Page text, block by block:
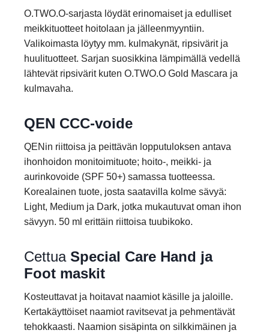
O.TWO.O-sarjasta löydät erinomaiset ja edulliset
meikkituotteet hoitolaan ja jälleenmyyntiin.
Valikoimasta löytyy mm. kulmakynät, ripsivärit ja
huulituotteet. Sarjan suosikkina lämpimällä vedellä
lähtevät ripsivärit kuten O.TWO.O Gold Mascara ja
kulmavaha.
QEN CCC-voide
QENin riittoisa ja peittävän lopputuloksen antava
ihonhoidon monitoimituote; hoito-, meikki- ja
aurinkovoide (SPF 50+) samassa tuotteessa.
Korealainen tuote, josta saatavilla kolme sävyä:
Light, Medium ja Dark, jotka mukautuvat oman ihon
sävyyn. 50 ml erittäin riittoisa tuubikoko.
Cettua Special Care Hand ja
Foot maskit
Kosteuttavat ja hoitavat naamiot käsille ja jaloille.
Kertakäyttöiset naamiot ravitsevat ja pehmentävät
tehokkaasti. Naamion sisäpinta on silkkimäinen ja